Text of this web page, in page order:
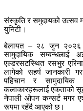
संस्कृति र समुदायको उत्सव
युनिटी।
बेलायत – २८ जुन २०२६।
सामुदायिक
एल्डरसटस्थित रसभुर
लागेको सहर्ष जानकारी
पहिचान र सामुदायिक
कलाकारहरूलाई एकताको
नेपाली ओपन कन्सर्ट मगर
रूपमा रहँदै आएको छ।